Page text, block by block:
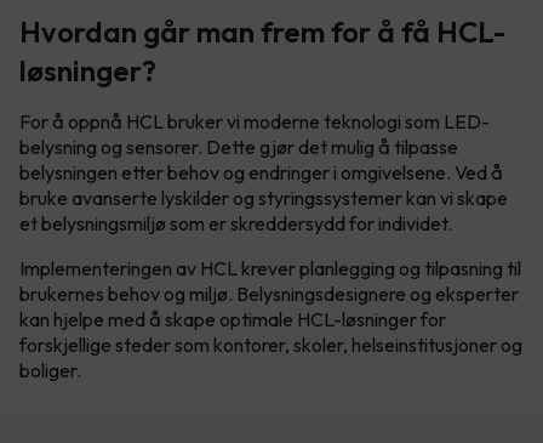
Hvordan går man frem for å få HCL-
løsninger?
For å oppnå HCL bruker vi moderne teknologi som LED-
belysning og sensorer. Dette gjør det mulig å tilpasse
belysningen etter behov og endringer i omgivelsene. Ved å
bruke avanserte lyskilder og styringssystemer kan vi skape
et belysningsmiljø som er skreddersydd for individet.
Implementeringen av HCL krever planlegging og tilpasning til
brukernes behov og miljø. Belysningsdesignere og eksperter
kan hjelpe med å skape optimale HCL-løsninger for
forskjellige steder som kontorer, skoler, helseinstitusjoner og
boliger.